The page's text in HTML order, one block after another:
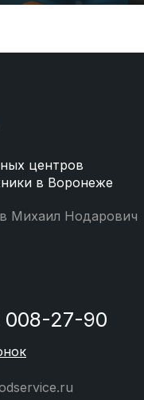
центров
в Воронеже
Михаил Нодарович
008-27-90